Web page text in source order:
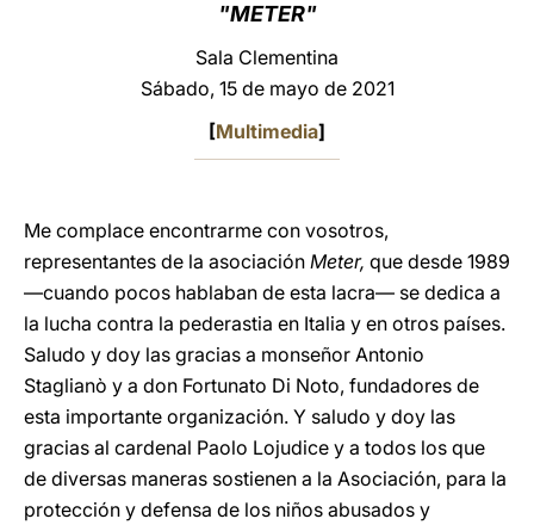
"METER"
Sala Clementina
Sábado, 15 de mayo de 2021
[Multimedia]
Me complace encontrarme con vosotros,
representantes de la asociación Meter, que desde 1989
—cuando pocos hablaban de esta lacra— se dedica a
la lucha contra la pederastia en Italia y en otros países.
Saludo y doy las gracias a monseñor Antonio
Staglianò y a don Fortunato Di Noto, fundadores de
esta importante organización. Y saludo y doy las
gracias al cardenal Paolo Lojudice y a todos los que
de diversas maneras sostienen a la Asociación, para la
protección y defensa de los niños abusados y